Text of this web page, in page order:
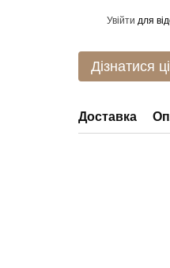
Увійти для
Дізнатися
Доставка